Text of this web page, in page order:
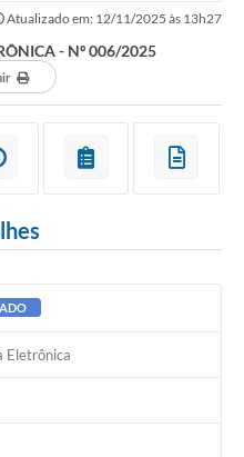
Atualizado em: 12/11/2025 às 13h27
- Nº 006/2025
Eletrônica